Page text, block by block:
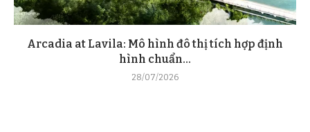
Arcadia at Lavila: Mô hình đô thị tích hợp định
hình chuẩn...
28/07/2026